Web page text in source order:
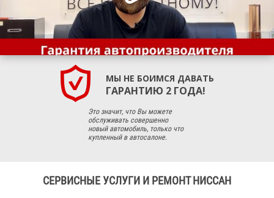
МЫ НЕ БОИМСЯ ДАВАТЬ
ГАРАНТИЮ 2 ГОДА!
Это значит, что Вы можете
обслуживать совершенно
новый автомобиль, только что
купленный в автосалоне.
СЕРВИСНЫЕ УСЛУГИ И РЕМОНТ НИССАН